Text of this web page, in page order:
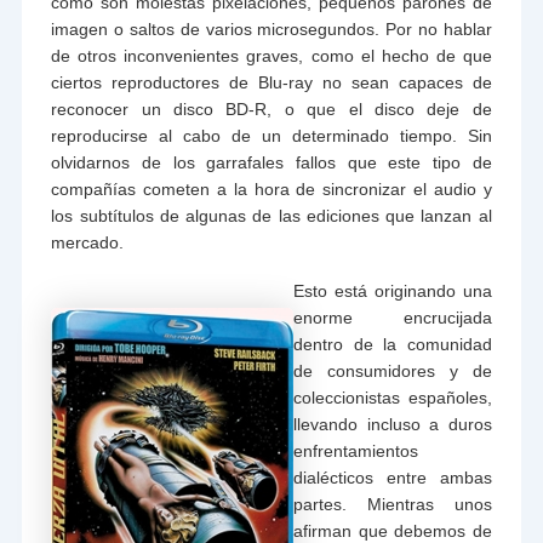
imagen o saltos de varios microsegundos. Por no hablar
de otros inconvenientes graves, como el hecho de que
ciertos reproductores de Blu-ray no sean capaces de
reconocer un disco BD-R, o que el disco deje de
reproducirse al cabo de un determinado tiempo. Sin
olvidarnos de los garrafales fallos que este tipo de
compañías cometen a la hora de sincronizar el audio y
los subtítulos de algunas de las ediciones que lanzan al
mercado.
Esto está originando una
enorme encrucijada
dentro de la comunidad
de consumidores y de
coleccionistas españoles,
llevando incluso a duros
enfrentamientos
dialécticos entre ambas
partes. Mientras unos
afirman que debemos de